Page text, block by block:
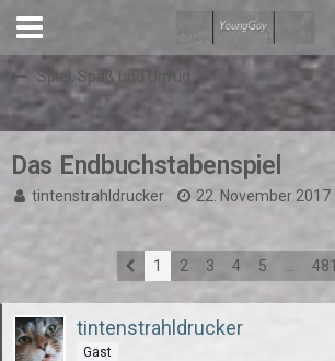
Spiel, Spaß und Unfug
Das Endbuchstabenspiel
tintenstrahldrucker 22. November 2017
1 2 3 4 5 481
tintenstrahldrucker
Gast